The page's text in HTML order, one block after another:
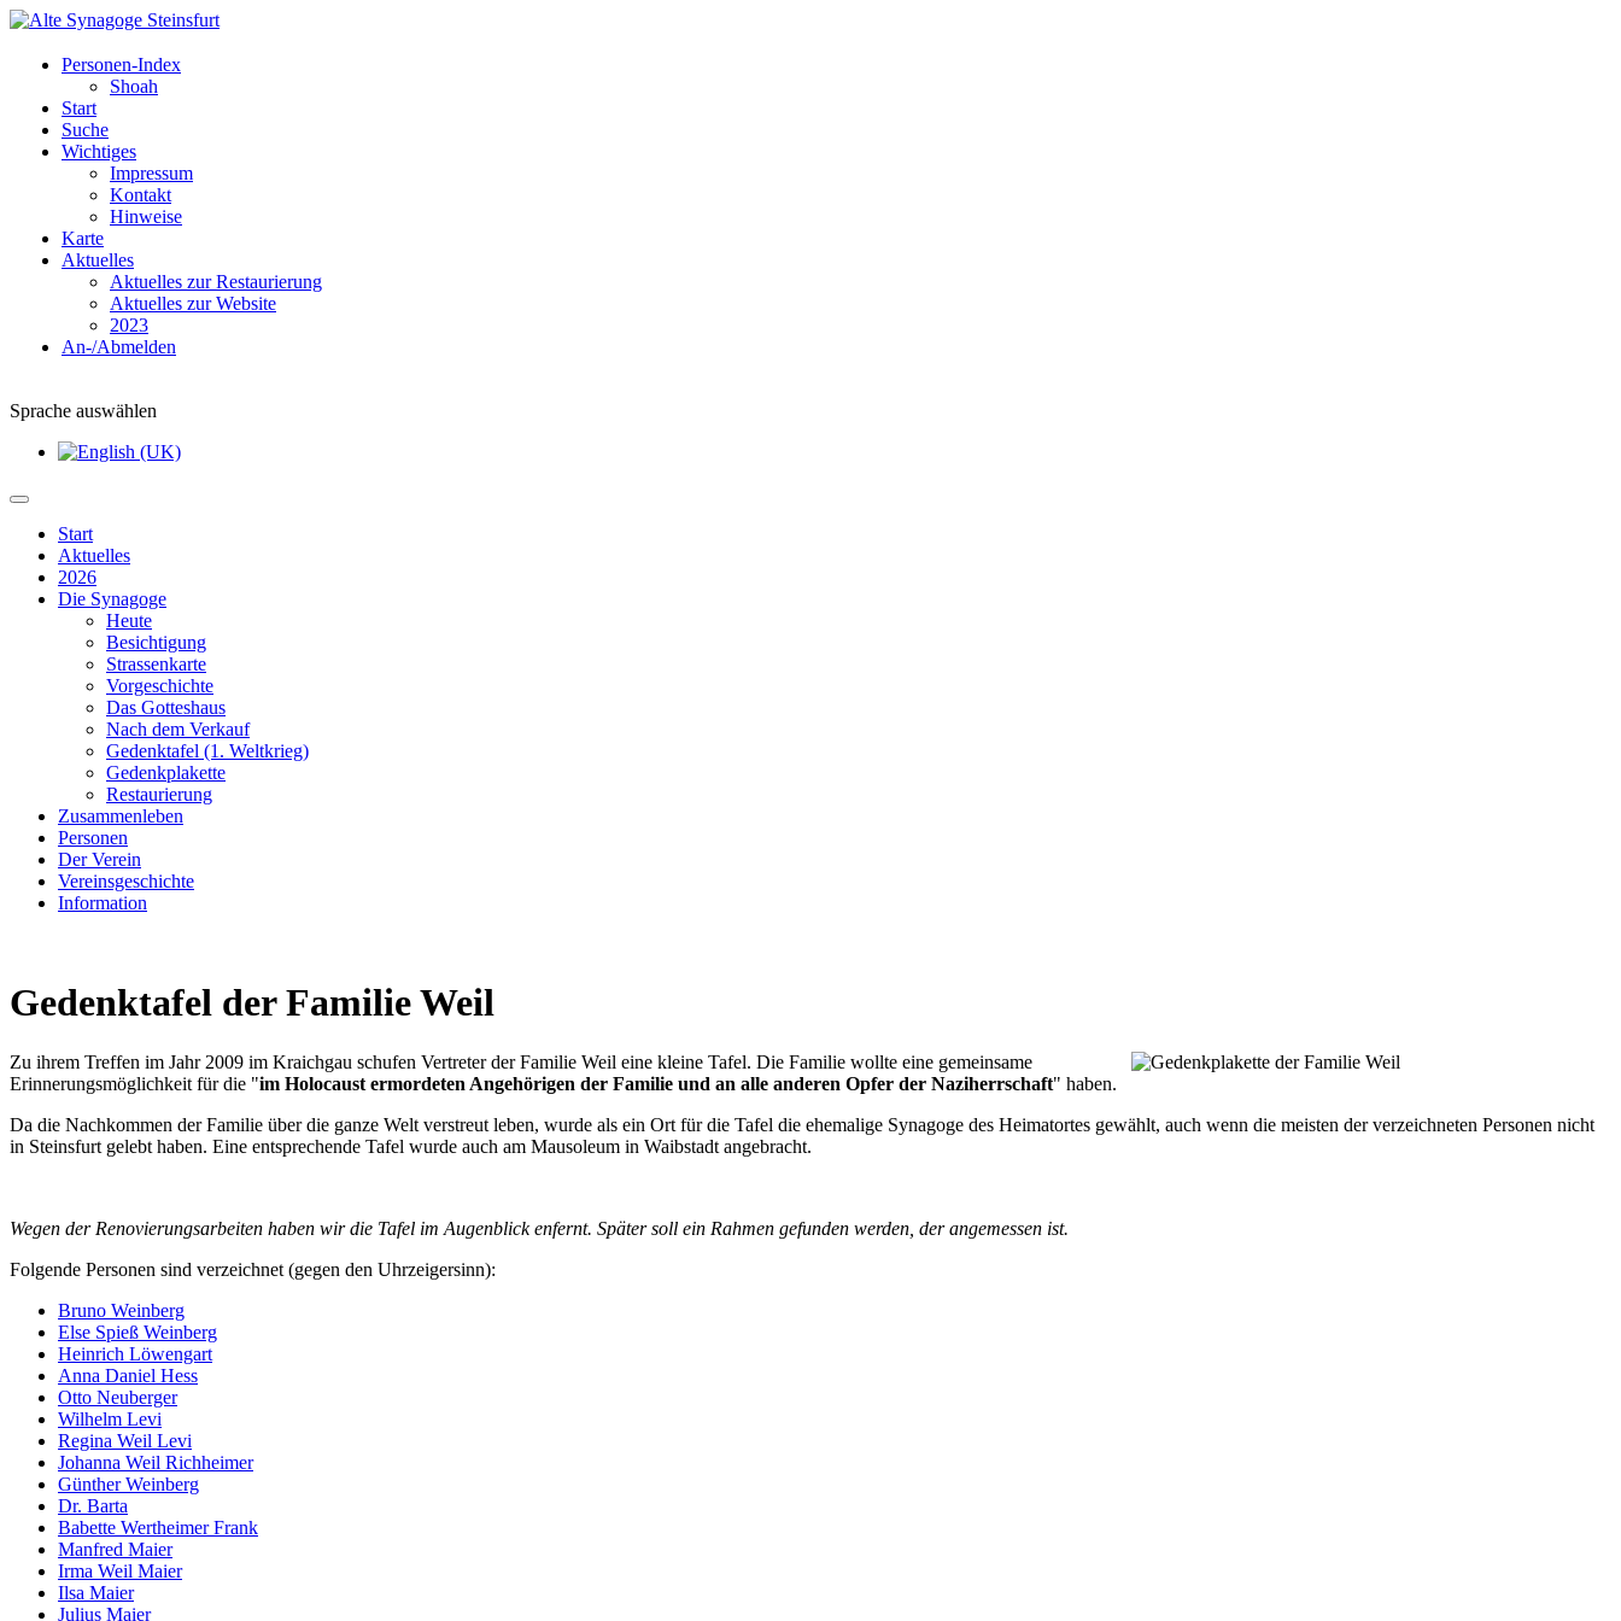
Personen-Index
Shoah
Start
Suche
Wichtiges
Impressum
Kontakt
Hinweise
Karte
Aktuelles
Aktuelles zur Restaurierung
Aktuelles zur Website
2023
An-/Abmelden
Sprache auswählen
Start
Aktuelles
2026
Die Synagoge
Heute
Besichtigung
Strassenkarte
Vorgeschichte
Das Gotteshaus
Nach dem Verkauf
Gedenktafel (1. Weltkrieg)
Gedenkplakette
Restaurierung
Zusammenleben
Personen
Der Verein
Vereinsgeschichte
Information
Gedenktafel der Familie Weil
Zu ihrem Treffen im Jahr 2009 im Kraichgau schufen Vertreter der Familie Weil eine kleine Tafel. Die Familie wollte eine gemeinsame
Erinnerungsmöglichkeit für die
im Holocaust ermordeten Angehörigen der Familie und an alle anderen Opfer der Naziherrschaft
haben.
Da die Nachkommen der Familie über die ganze Welt verstreut leben, wurde als ein Ort für die Tafel die ehemalige Synagoge des Heimatortes gewählt, auch wenn die meisten der verzeichneten Personen nicht
in Steinsfurt gelebt haben. Eine entsprechende Tafel wurde auch am Mausoleum in Waibstadt angebracht.
Wegen der Renovierungsarbeiten haben wir die Tafel im Augenblick enfernt. Später soll ein Rahmen gefunden werden, der angemessen ist.
Folgende Personen sind verzeichnet (gegen den Uhrzeigersinn):
Bruno Weinberg
Else Spieß Weinberg
Heinrich Löwengart
Anna Daniel Hess
Otto Neuberger
Wilhelm Levi
Regina Weil Levi
Johanna Weil Richheimer
Günther Weinberg
Dr. Barta
Babette Wertheimer Frank
Manfred Maier
Irma Weil Maier
Ilsa Maier
Julius Maier